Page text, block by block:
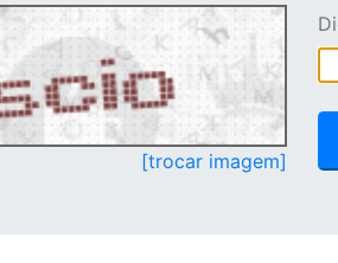
[trocar imagem]